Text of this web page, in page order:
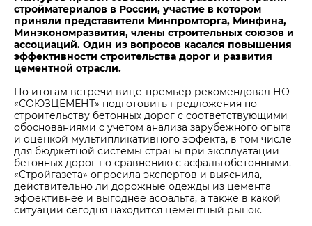
стройматериалов в России, участие в котором
приняли представители Минпромторга, Минфина,
Минэкономразвития, члены строительных союзов и
ассоциаций. Один из вопросов касался повышения
эффективности строительства дорог и развития
цементной отрасли.
По итогам встречи вице-премьер рекомендовал НО
«СОЮЗЦЕМЕНТ» подготовить предложения по
строительству бетонных дорог с соответствующими
обоснованиями с учетом анализа зарубежного опыта
и оценкой мультипликативного эффекта, в том числе
для бюджетной системы страны при эксплуатации
бетонных дорог по сравнению с асфальтобетонными.
«Стройгазета» опросила экспертов и выяснила,
действительно ли дорожные одежды из цемента
эффективнее и выгоднее асфальта, а также в какой
ситуации сегодня находится цементный рынок.